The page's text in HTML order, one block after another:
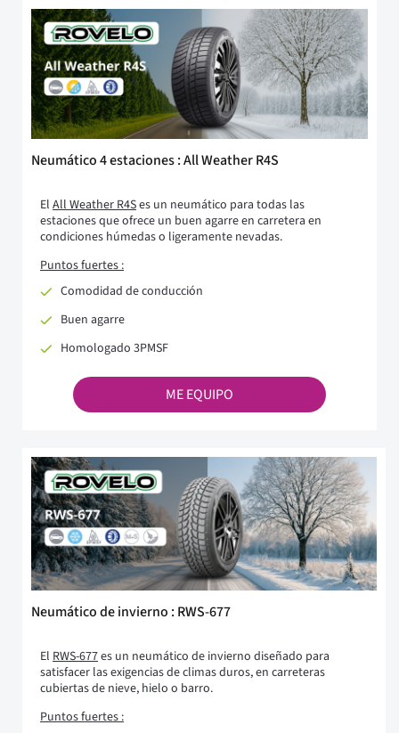
Neumático 4 estaciones : All Weather R4S
El All Weather R4Ses un neumático para todas las
estaciones que ofrece un buen agarre en carretera en
condiciones húmedas o ligeramente nevadas.
Puntos fuertes :
Comodidad de conducción
Buen agarre
Homologado 3PMSF
ME EQUIPO
Neumático de invierno : RWS-677
El RWS-677es un neumático de invierno diseñado para
satisfacer las exigencias de climas duros, en carreteras
cubiertas de nieve, hielo o barro.
Puntos fuertes :